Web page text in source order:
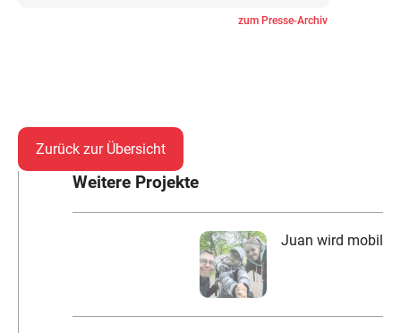
zum Presse-Archiv
Zurück zur Übersicht
Weitere Projekte
Juan wird mobil